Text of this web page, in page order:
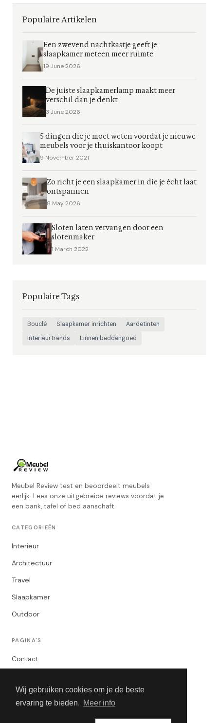
Wij gebruiken cookies om je de beste
ervaring te bieden. Meer info
Populaire Artikelen
Een zwevend nachtkastje geeft je
slaapkamer meteen meer ruimte
19 June 2026
De juiste slaapkamerlamp maakt meer
verschil dan je denkt
3 June 2026
5 dingen die je moet weten voordat je nieuwe
meubels voor je thuiskantoor koopt
9 November 2021
Zo richt je een slaapkamer in die je écht laat
ontspannen
8 May 2026
Sloten laten vervangen door een
slotenmaker
1 March 2022
Populaire Tags
Bouclé Slaapkamer inrichten
Aardetinten
Interieurtrends
Linnen beddengoed
Meubel Review test en beoordeelt meubels
eerlijk. Lees onze uitgebreide reviews voordat je
een bank, tafel of bed aanschaft.
CATEGORIEËN
Interieur
Architectuur
Travel
Slaapkamer
Outdoor
PAGINA'S
Contact
Algemene Voorwaarden
Adverteren